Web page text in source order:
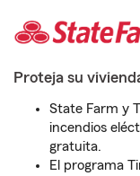
Proteja su
State Farm y
incendios
gratuita.
El programa